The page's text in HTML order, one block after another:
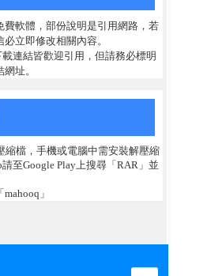
費軟體，部份說明是引用網路，若
立即修改相關內容。
連結皆歡迎引用，但請務必標明
址。
縮檔，手機或電腦中需安裝解壓縮
至Google Play上搜尋「RAR」並
」